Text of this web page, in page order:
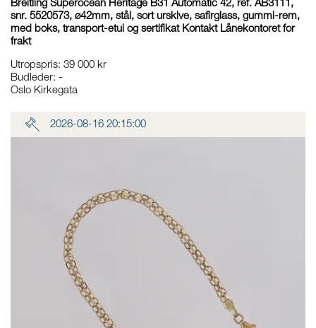
Breitling Superocean Heritage B31 Automatic 42, ref. AB3111,
snr. 5520573, ø42mm, stål, sort urskive, safirglass, gummi-rem,
med boks, transport-etui og sertifikat Kontakt Lånekontoret for
frakt
Utropspris: 39 000 kr
Budleder: -
Oslo Kirkegata
2026-08-16 20:15:00